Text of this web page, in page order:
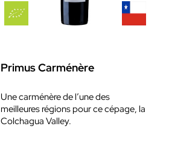
Primus Carménère
Une carménère de l’une des
meilleures régions pour ce cépage, la
Colchagua Valley.